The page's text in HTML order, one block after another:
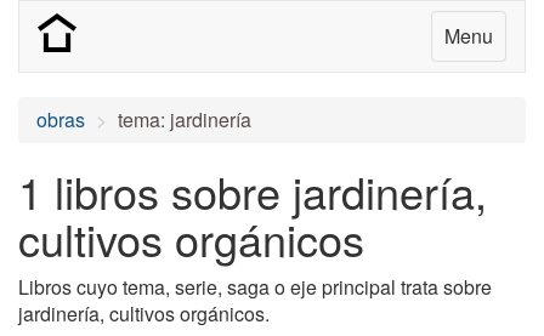
Menu
obras tema: jardinería
1 libros sobre jardinería,
cultivos orgánicos
Libros cuyo tema, serie, saga o eje principal trata sobre
jardinería, cultivos orgánicos.